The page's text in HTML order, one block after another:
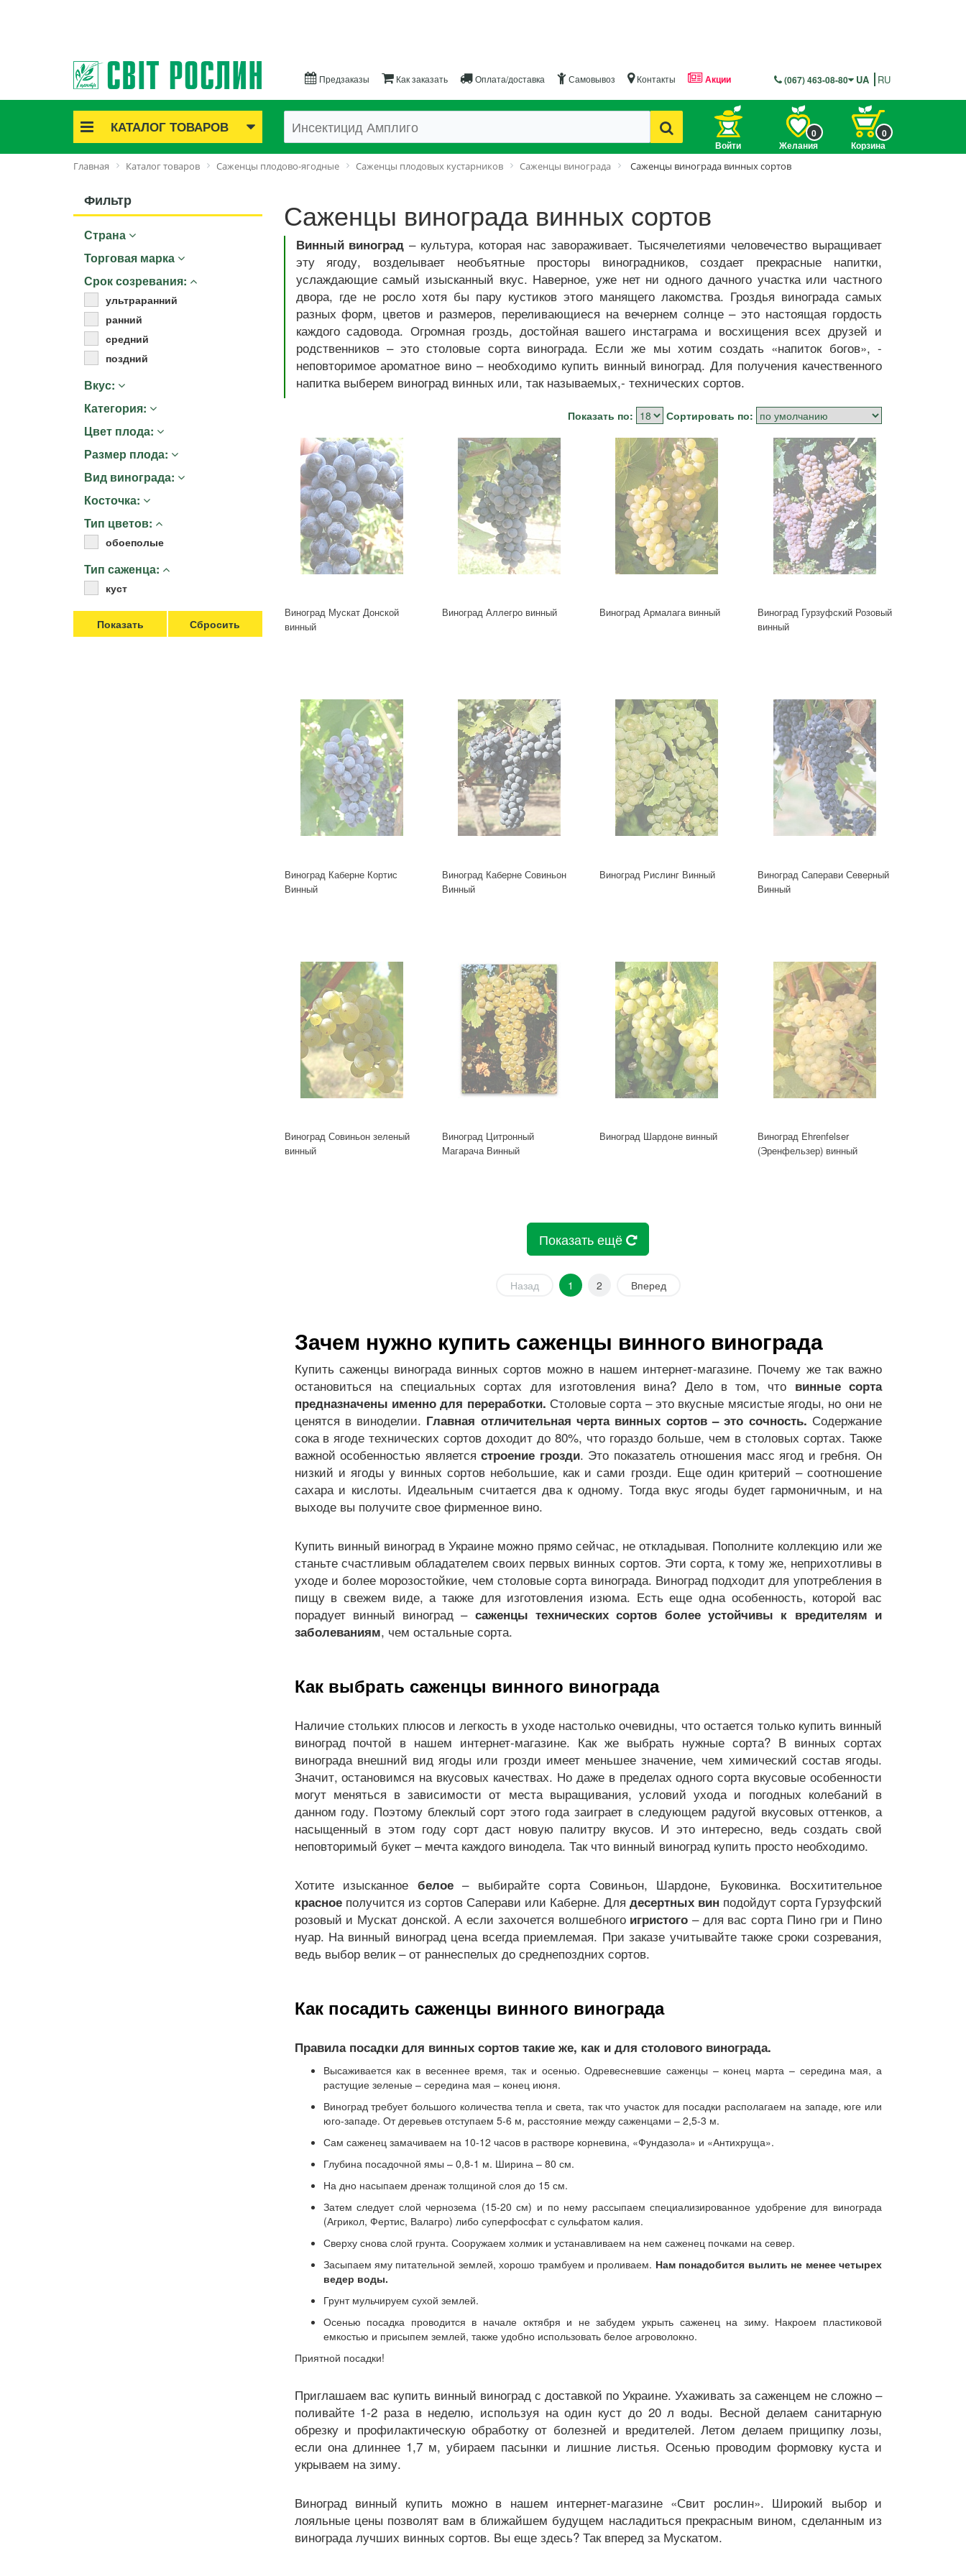
Предзаказы Как заказать Оплата/доставка Самовывоз Контакты Акции (067) 463-08-80 UA RU
КАТАЛОГ ТОВАРОВ
Акционные товары
Саженцы плодово-ягодные
Лук и чеснок
Для полива
Инструменты и инвентарь
Виноделие
Мицелий грибов
Товары для дома
Теплицы и укрывной материал
Луковичные и клубни
Войти Желания
0
Корзина
0
Главная Каталог товаров Саженцы плодово-ягодные Саженцы плодовых кустарников Саженцы винограда Саженцы винограда винных сортов
Фильтр
Страна
Торговая марка
Срок созревания:
ультраранний
ранний
средний
поздний
Вкус:
Категория:
Цвет плода:
Размер плода:
Вид винограда:
Косточка:
Тип цветов:
обоеполые
Тип саженца:
куст
Саженцы винограда винных сортов
Винный виноград – культура, которая нас завораживает. Тысячелетиями человечество выращивает
эту ягоду, возделывает необъятные просторы виноградников, создает прекрасные напитки,
услаждающие самый изысканный вкус. Наверное, уже нет ни одного дачного участка или частного
двора, где не росло хотя бы пару кустиков этого манящего лакомства. Гроздья винограда самых
разных форм, цветов и размеров, переливающиеся на вечернем солнце – это настоящая гордость
каждого садовода. Огромная гроздь, достойная вашего инстаграма и восхищения всех друзей и
родственников – это столовые сорта винограда. Если же мы хотим создать «напиток богов», -
неповторимое ароматное вино – необходимо купить винный виноград. Для получения качественного
напитка выберем виноград винных или, так называемых,- технических сортов.
Показать по: Сортировать по:
Виноград Мускат Донской
винный
Виноград Аллегро винный Виноград Армалага винный
Виноград Гурзуфский Розовый
винный
Виноград Каберне Кортис
Винный
Виноград Каберне Совиньон
Винный
Виноград Рислинг Винный
Виноград Саперави Северный
Винный
Виноград Совиньон зеленый
винный
Виноград Цитронный
Магарача Винный
Виноград Шардоне винный
Виноград Ehrenfelser
(Эренфельзер) винный
Показать ещё
Назад 1 2 Вперед
Зачем нужно купить саженцы винного винограда
Купить саженцы винограда винных сортов можно в нашем интернет-магазине. Почему же так важно
остановиться на специальных сортах для изготовления вина? Дело в том, что винные сорта
предназначены именно для переработки. Столовые сорта – это вкусные мясистые ягоды, но они не
ценятся в виноделии. Главная отличительная черта винных сортов – это сочность. Содержание
сока в ягоде технических сортов доходит до 80%, что гораздо больше, чем в столовых сортах. Также
важной особенностью являетсястроение грозди. Это показатель отношения масс ягод и гребня. Он
низкий и ягоды у винных сортов небольшие, как и сами грозди. Еще один критерий – соотношение
сахара и кислоты. Идеальным считается два к одному. Тогда вкус ягоды будет гармоничным, и на
выходе вы получите свое фирменное вино.
Купить винный виноград в Украине можно прямо сейчас, не откладывая. Пополните коллекцию или же
станьте счастливым обладателем своих первых винных сортов. Эти сорта, к тому же, неприхотливы в
уходе и более морозостойкие, чем столовые сорта винограда. Виноград подходит для употребления в
пищу в свежем виде, а также для изготовления изюма. Есть еще одна особенность, которой вас
порадует винный виноград – саженцы технических сортов более устойчивы к вредителям и
заболеваниям, чем остальные сорта.
Как выбрать саженцы винного винограда
Наличие стольких плюсов и легкость в уходе настолько очевидны, что остается только купить винный
виноград почтой в нашем интернет-магазине. Как же выбрать нужные сорта? В винных сортах
винограда внешний вид ягоды или грозди имеет меньшее значение, чем химический состав ягоды.
Значит, остановимся на вкусовых качествах. Но даже в пределах одного сорта вкусовые особенности
могут меняться в зависимости от места выращивания, условий ухода и погодных колебаний в
данном году. Поэтому блеклый сорт этого года заиграет в следующем радугой вкусовых оттенков, а
насыщенный в этом году сорт даст новую палитру вкусов. И это интересно, ведь создать свой
неповторимый букет – мечта каждого винодела. Так что винный виноград купить просто необходимо.
Хотите изысканное белое– выбирайте сорта Совиньон, Шардоне, Буковинка. Восхитительное
красноеполучится из сортов Саперави или Каберне. Для десертных вин подойдут сорта Гурзуфский
розовый и Мускат донской. А если захочется волшебного игристого – для вас сорта Пино гри и Пино
нуар. На винный виноград цена всегда приемлемая. При заказе учитывайте также сроки созревания,
ведь выбор велик – от раннеспелых до среднепоздних сортов.
Как посадить саженцы винного винограда
Правила посадки для винных сортов такие же, как и для столового винограда.
Высаживается как в весеннее время, так и осенью. Одревесневшие саженцы – конец марта – середина мая, а
растущие зеленые – середина мая – конец июня.
Виноград требует большого количества тепла и света, так что участок для посадки располагаем на западе, юге или
юго-западе. От деревьев отступаем 5-6 м, расстояние между саженцами – 2,5-3 м.
Сам саженец замачиваем на 10-12 часов в растворе корневина, «Фундазола» и «Антихруща».
Глубина посадочной ямы – 0,8-1 м. Ширина – 80 см.
На дно насыпаем дренаж толщиной слоя до 15 см.
Затем следует слой чернозема (15-20 см) и по нему рассыпаем специализированное удобрение для винограда
(Агрикол, Фертис, Валагро) либо суперфосфат с сульфатом калия.
Сверху снова слой грунта. Сооружаем холмик и устанавливаем на нем саженец почками на север.
Засыпаем яму питательной землей, хорошо трамбуем и проливаем. Нам понадобится вылить не менее четырех
ведер воды.
Грунт мульчируем сухой землей.
Осенью посадка проводится в начале октября и не забудем укрыть саженец на зиму. Накроем пластиковой
емкостью и присыпем землей, также удобно использовать белое агроволокно.
Приятной посадки!
Приглашаем вас купить винный виноград с доставкой по Украине. Ухаживать за саженцем не сложно –
поливайте 1-2 раза в неделю, используя на один куст до 20 л воды. Весной делаем санитарную
обрезку и профилактическую обработку от болезней и вредителей. Летом делаем прищипку лозы,
если она длиннее 1,7 м, убираем пасынки и лишние листья. Осенью проводим формовку куста и
укрываем на зиму.
Виноград винный купить можно в нашем интернет-магазине «Свит рослин». Широкий выбор и
лояльные цены позволят вам в ближайшем будущем насладиться прекрасным вином, сделанным из
винограда лучших винных сортов. Вы еще здесь? Так вперед за Мускатом.